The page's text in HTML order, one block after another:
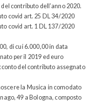
contributo dell’anno 2020.
covid art. 25 DL 34/2020
covid art. 1 DL 137/2020
di cui 6.000,00 in data
per il 2019 ed euro
del contributo assegnato
la Musica in comodato
49 a Bologna, composto